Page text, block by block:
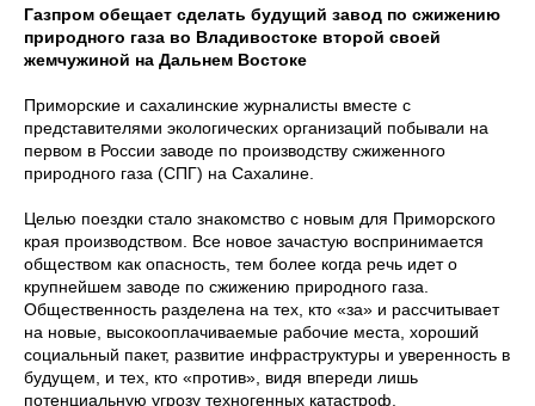
Газпром обещает сделать будущий завод по сжижению
природного газа во Владивостоке второй своей
жемчужиной на Дальнем Востоке
Приморские и сахалинские журналисты вместе с
представителями экологических организаций побывали на
первом в России заводе по производству сжиженного
природного газа (СПГ) на Сахалине.
Целью поездки стало знакомство с новым для Приморского
края производством. Все новое зачастую воспринимается
обществом как опасность, тем более когда речь идет о
крупнейшем заводе по сжижению природного газа.
Общественность разделена на тех, кто «за» и рассчитывает
на новые, высокооплачиваемые рабочие места, хороший
социальный пакет, развитие инфраструктуры и уверенность в
будущем, и тех, кто «против», видя впереди лишь
потенциальную угрозу техногенных катастроф.